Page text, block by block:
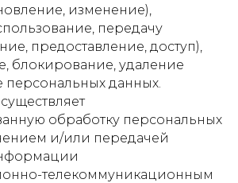
изменение),
передачу
предоставление, доступ),
блокирование, удаление
персональных данных.
обработку персональных
и/или передачей
телекоммуникационным